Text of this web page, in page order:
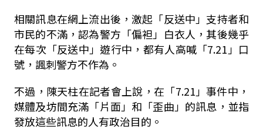
相關訊息在網上流出後，激起「反送中」支持者和
市民的不滿，認為警方「偏袒」白衣人，其後幾乎
在每次「反送中」遊行中，都有人高喊「7.21」口
號，諷刺警方不作為。
不過，陳天柱在記者會上說，在「7.21」事件中，
媒體及坊間充滿「片面」和「歪曲」的訊息，並指
發放這些訊息的人有政治目的。